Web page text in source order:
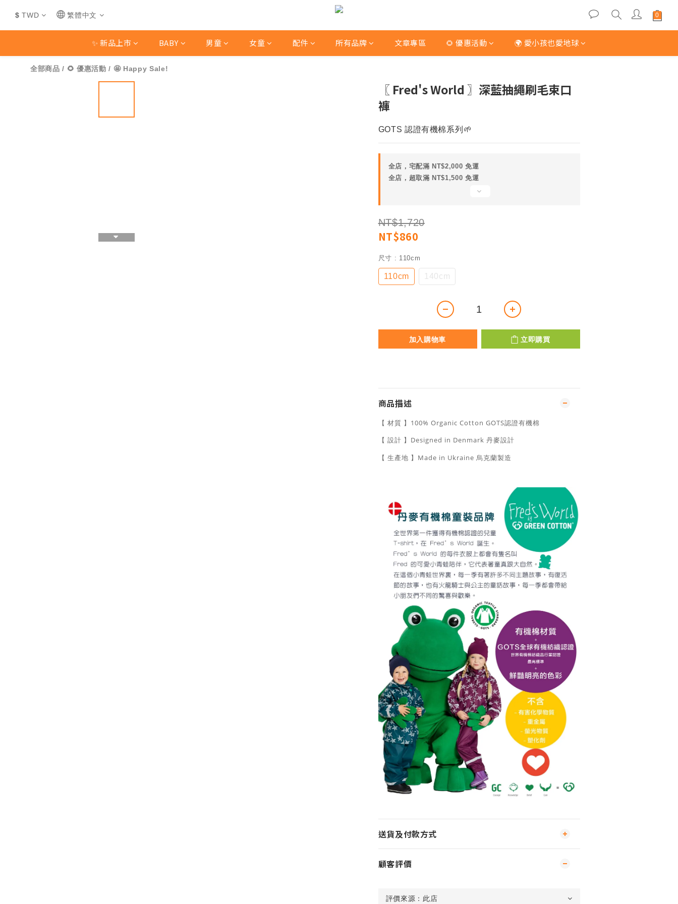
$ TWD 繁體中文
✨ 新品上市 BABY 男童 女童 配件 所有品牌 文章專區 🌻 優惠活動 🌍 愛小孩也愛地球
全部商品 / 🌻 優惠活動 / 🤩 Happy Sale!
〖 Fred's World 〗深藍抽繩刷毛束口
褲
GOTS 認證有機棉系列🌱
全店，宅配滿 NT$2,000 免運
全店，超取滿 NT$1,500 免運
NT$1,720
NT$860
尺寸 : 110cm
110cm 140cm
加入購物車 立即購買
商品描述
【 材質 】100% Organic Cotton GOTS認證有機棉
【 設計 】Designed in Denmark 丹麥設計
【 生產地 】Made in Ukraine 烏克蘭製造
送貨及付款方式
顧客評價